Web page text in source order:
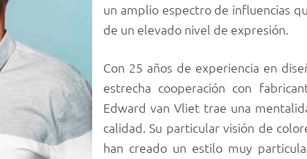
un amplio espectro de influencias
de un elevado nivel de expresión.
Con 25 años de experiencia en
estrecha cooperación con
Edward van Vliet trae una
calidad. Su particular visión de
han creado un estilo muy